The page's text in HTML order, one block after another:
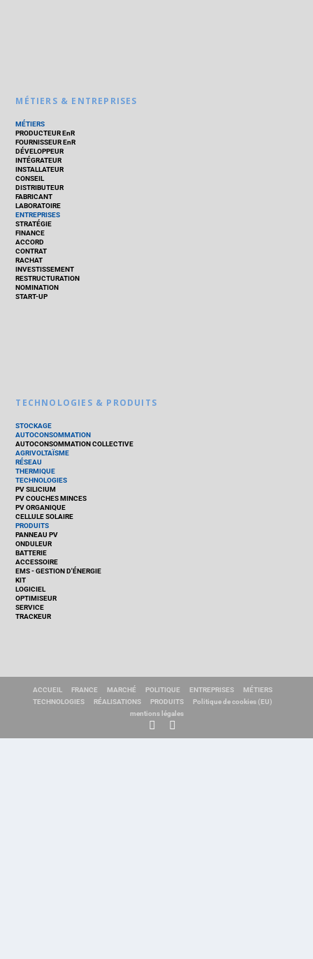
MÉTIERS & ENTREPRISES
MÉTIERS
PRODUCTEUR EnR
FOURNISSEUR EnR
DÉVELOPPEUR
INTÉGRATEUR
INSTALLATEUR
CONSEIL
DISTRIBUTEUR
FABRICANT
LABORATOIRE
ENTREPRISES
STRATÉGIE
FINANCE
ACCORD
CONTRAT
RACHAT
INVESTISSEMENT
RESTRUCTURATION
NOMINATION
START-UP
TECHNOLOGIES & PRODUITS
STOCKAGE
AUTOCONSOMMATION
AUTOCONSOMMATION COLLECTIVE
AGRIVOLTAÏSME
RÉSEAU
THERMIQUE
TECHNOLOGIES
PV SILICIUM
PV COUCHES MINCES
PV ORGANIQUE
CELLULE SOLAIRE
PRODUITS
PANNEAU PV
ONDULEUR
BATTERIE
ACCESSOIRE
EMS - GESTION D'ÉNERGIE
KIT
LOGICIEL
OPTIMISEUR
SERVICE
TRACKEUR
ACCUEIL FRANCE MARCHÉ POLITIQUE ENTREPRISES
MÉTIERS
TECHNOLOGIES
RÉALISATIONS PRODUITS
Politique de cookies (EU)
mentions légales